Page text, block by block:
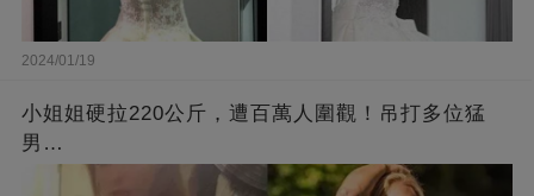
2024/01/19
小姐姐硬拉220公斤，遭百萬人圍觀！吊打多位猛
男…